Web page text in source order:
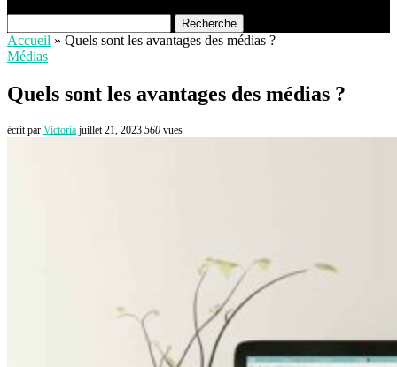
Recherche
Accueil » Quels sont les avantages des médias ?
Médias
Quels sont les avantages des médias ?
écrit par Victoria juillet 21, 2023 560 vues